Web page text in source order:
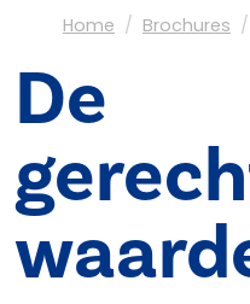
Home Brochures
De